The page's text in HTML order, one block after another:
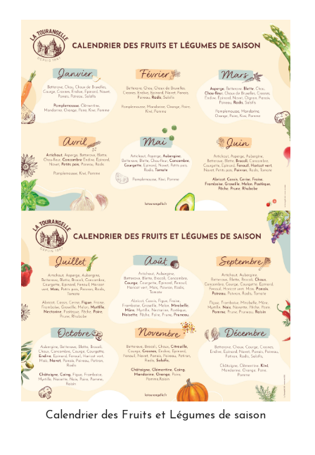
Calendrier des Fruits et Légumes de saison